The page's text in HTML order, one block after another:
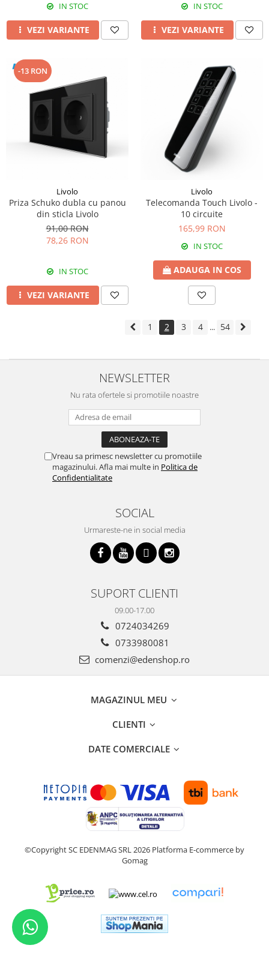
IN STOC
VEZI VARIANTE
IN STOC
VEZI VARIANTE
-13 RON
Livolo
Priza Schuko dubla cu panou
din sticla Livolo
91,00 RON
78,26 RON
IN STOC
VEZI VARIANTE
Livolo
Telecomanda Touch Livolo -
10 circuite
165,99 RON
IN STOC
ADAUGA IN COS
1 2 3 4 ... 54
NEWSLETTER
Nu rata ofertele si promotiile noastre
Vreau sa primesc newsletter cu promotiile
magazinului. Afla mai multe in Politica de
Confidentialitate
SOCIAL
Urmareste-ne in social media
SUPORT CLIENTI
09.00-17.00
0724034269
0733980081
comenzi@edenshop.ro
MAGAZINUL MEU
CLIENTI
DATE COMERCIALE
©Copyright SC EDENMAG SRL 2026 Platforma E-commerce by
Gomag